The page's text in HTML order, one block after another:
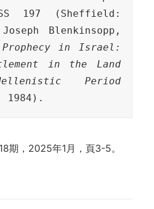
197 (Sheffield:
in Israel:
in the Land
Period
1984).
期，2025年1月，頁3-5。